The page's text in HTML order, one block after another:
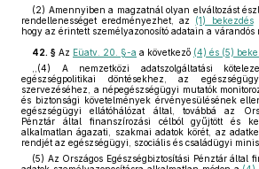
(2) Amennyiben a magzatnál olyan elváltozást
rendellenességet eredményezhet, az (1) bekezdés
hogy az érintett személyazonosító adatain a
42. § Az Eüatv. 20. §-a a következő (4) és (5)
,,(4) A nemzetközi adatszolgáltatási
egészségpolitikai döntésekhez, az
szervezéséhez, a népegészségügyi mutatók
és biztonsági követelmények érvényesülésének
egészségügyi ellátóhálózat által, továbbá az
Pénztár által finanszírozási célból gyűjtött és
alkalmatlan ágazati, szakmai adatok körét, az
rendjét az egészségügyi, szociális és családügyi
(5) Az Országos Egészségbiztosítási Pénztár által